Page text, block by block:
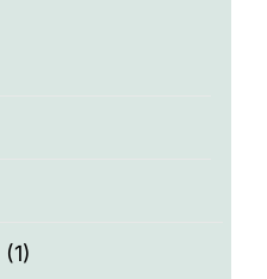
(1)